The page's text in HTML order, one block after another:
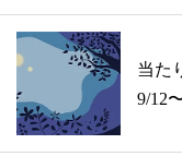
当た
9/12